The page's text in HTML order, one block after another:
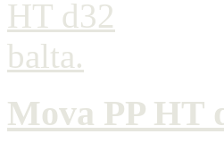
Mova PP HT